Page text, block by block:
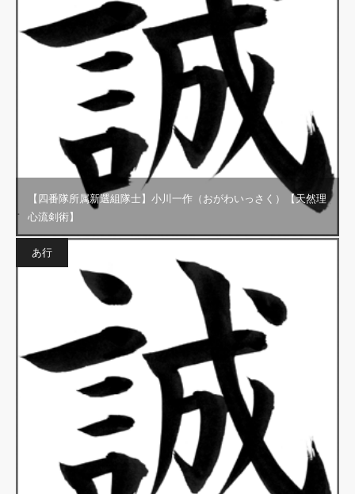
【四番隊所属新選組隊士】小川一作（おがわいっさく）【天然理
心流剣術】
あ行